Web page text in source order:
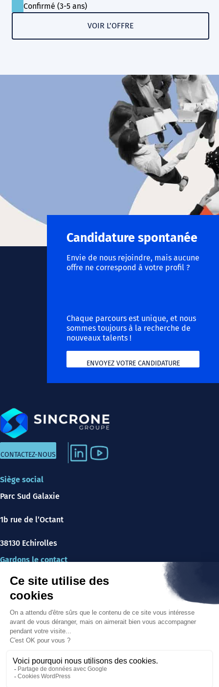
Confirmé (3-5 ans)
VOIR L’OFFRE
Candidature spontanée
Envie de nous rejoindre, mais aucune
offre ne correspond à votre profil ?
Chaque parcours est unique, et nous
sommes toujours à la recherche de
nouveaux talents !
ENVOYEZ VOTRE CANDIDATURE
CONTACTEZ-NOUS
Siège social
Parc Sud Galaxie
1b rue de l’Octant
38130 Echirolles
Gardons le contact
Nos offres d’emploi
Actualités
Découvrir aussi
Sincrone IT
Avegott
Légal et confidentialité